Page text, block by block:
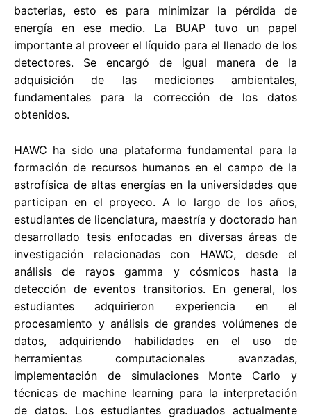
bacterias, esto es para minimizar la pérdida de
energía en ese medio. La BUAP tuvo un papel
importante al proveer el líquido para el llenado de los
detectores. Se encargó de igual manera de la
adquisición de las mediciones ambientales,
fundamentales para la corrección de los datos
obtenidos.
HAWC ha sido una plataforma fundamental para la
formación de recursos humanos en el campo de la
astrofísica de altas energías en la universidades que
participan en el proyeco. A lo largo de los años,
estudiantes de licenciatura, maestría y doctorado han
desarrollado tesis enfocadas en diversas áreas de
investigación relacionadas con HAWC, desde el
análisis de rayos gamma y cósmicos hasta la
detección de eventos transitorios. En general, los
estudiantes adquirieron experiencia en el
procesamiento y análisis de grandes volúmenes de
datos, adquiriendo habilidades en el uso de
herramientas computacionales avanzadas,
implementación de simulaciones Monte Carlo y
técnicas de machine learning para la interpretación
de datos. Los estudiantes graduados actualmente